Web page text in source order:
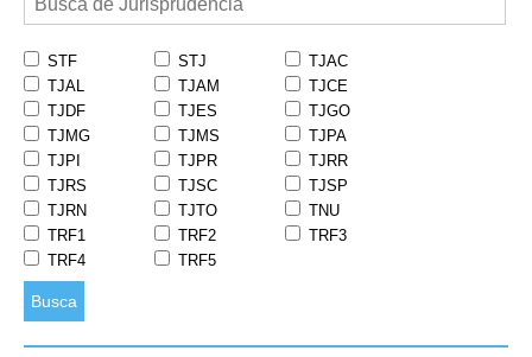
STF STJ
TJAC
TJAL
TJAM
TJCE
TJDF
TJES
TJGO
TJMG
TJMS
TJPA
TJPI
TJPR
TJRR
TJRS
TJSC
TJSP
TJRN
TJTO
TNU
TRF1
TRF2
TRF3
TRF4
TRF5
Busca